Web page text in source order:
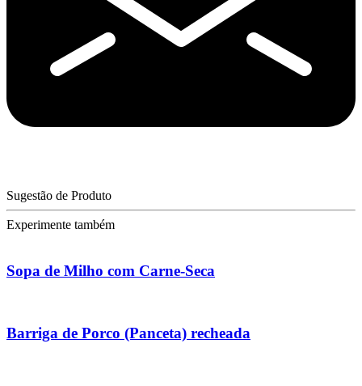
Sugestão de Produto
Experimente também
Sopa de Milho com Carne-Seca
Barriga de Porco (Panceta) recheada